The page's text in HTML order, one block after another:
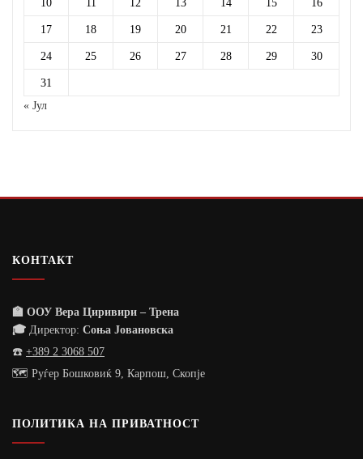
17 18 19 20 21 22 23
24 25 26 27 28 29 30
31
« Јул
КОНТАКТ
🏫 ООУ Вера Циривири – Трена
🎓 Директор: Соња Јовановска
☎️ +389 2 3068 507
🗺️ Руѓер Бошковиќ 9, Карпош, Скопје
ПОЛИТИКА НА ПРИВАТНОСТ